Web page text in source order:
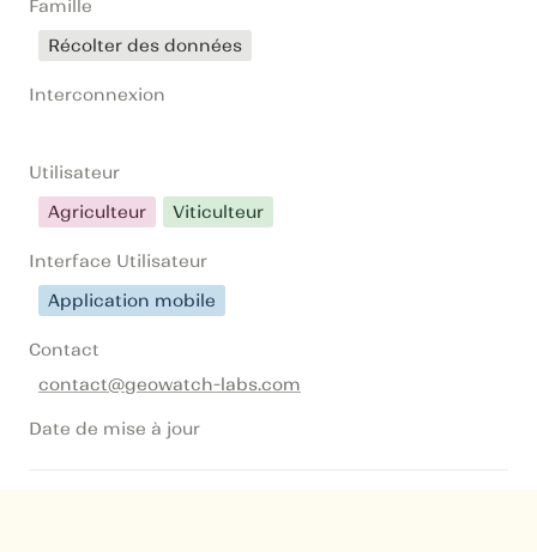
Famille
Récolter des données
Interconnexion
Utilisateur
Agriculteur
Viticulteur
Interface Utilisateur
Application mobile
Contact
contact@geowatch-labs.com
Date de mise à jour